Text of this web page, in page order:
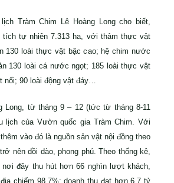
Tràm Chim Lê Hoàng Long cho biết,
tích tự nhiên 7.313 ha, với thảm thực vật
130 loài thực vật bậc cao; hệ chim nước
130 loài cá nước ngọt; 185 loài thực vật
nổi; 90 loài động vật đáy…
Long, từ tháng 9 – 12 (tức từ tháng 8-11
lịch của Vườn quốc gia Tràm Chim. Với
vào đó là nguồn sản vật nội đồng theo
nên dồi dào, phong phú. Theo thống kê,
nơi đây thu hút hơn 66 nghìn lượt khách,
chiếm 98,7%; doanh thu đạt hơn 6,7 tỷ